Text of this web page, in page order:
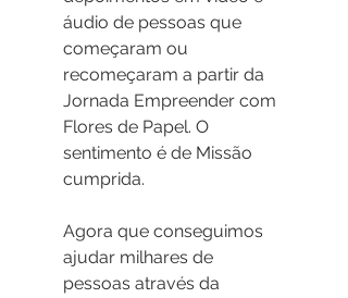
áudio de pessoas que
começaram ou
recomeçaram a partir da
Jornada Empreender com
Flores de Papel. O
sentimento é de Missão
cumprida.
Agora que conseguimos
ajudar milhares de
pessoas através da